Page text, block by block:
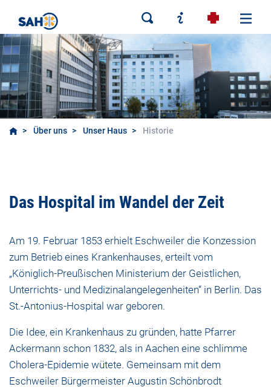
Über uns Unser Haus Historie
Historie
Das Hospital im Wandel der Zeit
Am 19. Februar 1853 erhielt Eschweiler die Konzession
zum Betrieb eines Krankenhauses, erteilt vom
„Königlich-Preußischen Ministerium der Geistlichen,
Unterrichts- und Medizinalangelegenheiten“ in Berlin. Das
St.-Antonius-Hospital war geboren.
Die Idee, ein Krankenhaus zu gründen, hatte Pfarrer
Ackermann schon 1832, als in Aachen eine schlimme
Cholera-Epidemie wütete. Gemeinsam mit dem
Eschweiler Bürgermeister Augustin Schönbrodt